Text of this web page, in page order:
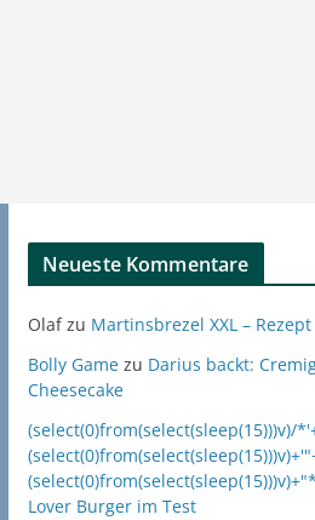
Neueste Kommentare
Olafzu Martinsbrezel XXL – Rezept
Bolly Gamezu Darius backt:
Cheesecake
(select(0)from(select(sleep(15)))v)/
Lover Burger im Test